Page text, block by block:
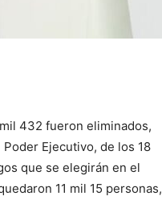
432 fueron eliminados,
Ejecutivo, de los 18
que se elegirán en el
11 mil 15 personas,